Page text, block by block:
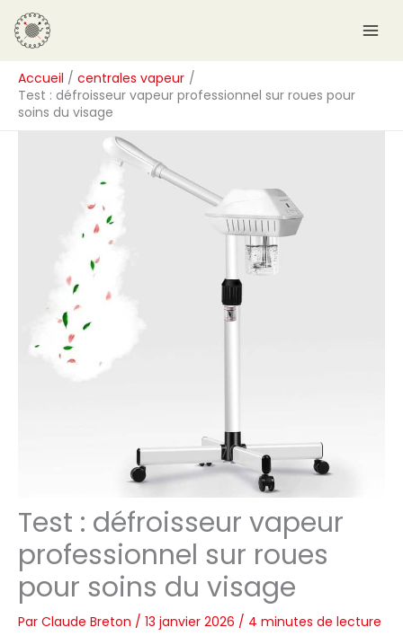
Aller
au
contenu
Accueil
centrales vapeur
Test : défroisseur vapeur professionnel sur roues pour
soins du visage
Test : défroisseur vapeur
professionnel sur roues
pour soins du visage
Par Claude Breton / 13 janvier 2026 / 4 minutes de lecture
R
e
c
h
e